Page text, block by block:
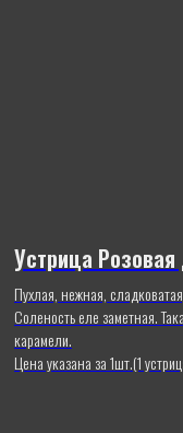
Устрица
Пухлая, нежная,
Соленость еле заметная.
карамели.
Цена указана за 1шт.(1